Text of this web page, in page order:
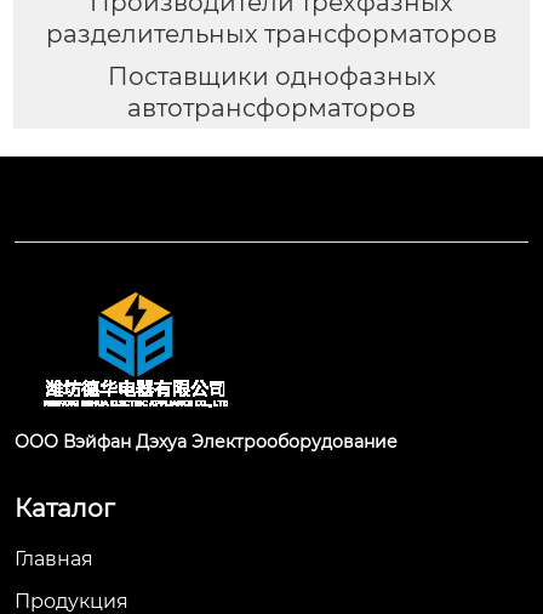
разделительных трансформаторов
Поставщики однофазных
автотрансформаторов
ООО Вэйфан Дэхуа Электрооборудование
Каталог
Главная
Продукция